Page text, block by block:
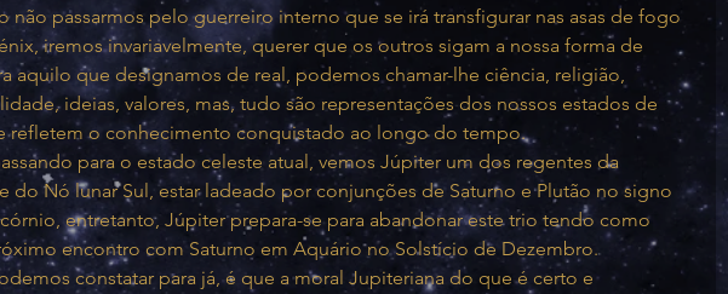
não passarmos pelo guerreiro interno que se irá transfigurar nas asas de fogo
iremos invariavelmente, querer que os outros sigam a nossa forma de
aquilo que designamos de real, podemos chamar-lhe ciência, religião,
ideias, valores, mas, tudo são representações dos nossos estados de
refletem o conhecimento conquistado ao longo do tempo.
para o estado celeste atual, vemos Júpiter um dos regentes da
do Nó lunar Sul, estar ladeado por conjunções de Saturno e Plutão no signo
entretanto, Júpiter prepara-se para abandonar este trio tendo como
encontro com Saturno em Aquário no Solstício de Dezembro.
constatar para já, é que a moral Jupiteriana do que é certo e